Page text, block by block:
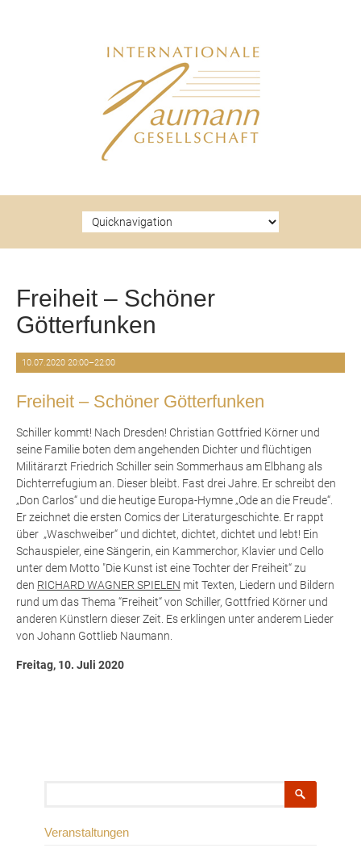
Freiheit – Schöner
Götterfunken
10.07.2020 20:00–22:00
Freiheit – Schöner Götterfunken
Schiller kommt! Nach Dresden! Christian Gottfried Körner und
seine Familie boten dem angehenden Dichter und flüchtigen
Militärarzt Friedrich Schiller sein Sommerhaus am Elbhang als
Dichterrefugium an. Dieser bleibt. Fast drei Jahre. Er schreibt den
„Don Carlos“ und die heutige Europa-Hymne „Ode an die Freude“.
Er zeichnet die ersten Comics der Literaturgeschichte. Er rappt
über „Waschweiber“ und dichtet, dichtet, dichtet und lebt! Ein
Schauspieler, eine Sängerin, ein Kammerchor, Klavier und Cello
unter dem Motto "Die Kunst ist eine Tochter der Freiheit“ zu
den RICHARD WAGNER SPIELEN mit Texten, Liedern und Bildern
rund um das Thema “Freiheit“ von Schiller, Gottfried Körner und
anderen Künstlern dieser Zeit. Es erklingen unter anderem Lieder
von Johann Gottlieb Naumann.
Freitag, 10. Juli 2020
Veranstaltungen